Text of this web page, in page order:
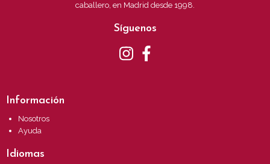
caballero, en Madrid desde 1998.
Síguenos
Información
Nosotros
Ayuda
Idiomas